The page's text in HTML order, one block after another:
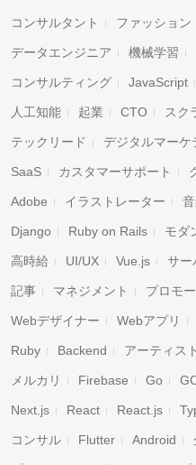
コンサルタント ファッション
データエンジニア 機械学習
コンサルティング JavaScript
人工知能 起業 CTO スク
テックリード デジタルマーケ
SaaS カスタマーサポート
Adobe イラストレーター
Django Ruby on Rails モダ
高時給 UI/UX Vue.js サー
記事 マネジメント プロモ
Webデザイナー Webアプリ
Ruby Backend アーティスト
メルカリ Firebase Go
Next.js React React.js
コンサル Flutter Android